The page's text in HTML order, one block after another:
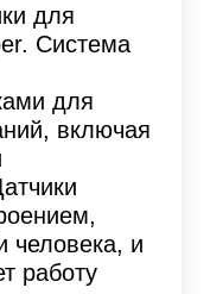
для
Система
для
включая
человека, и
работу